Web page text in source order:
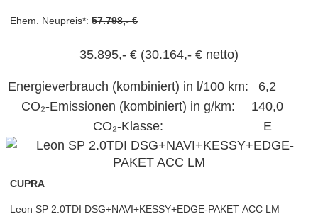
Ehem. Neupreis*: 57.798,- €
35.895,- € (30.164,- € netto)
Energieverbrauch (kombiniert) in l/100 km:
6,2
CO₂-Emissionen (kombiniert) in g/km:
140,0
CO₂-Klasse:
E
CUPRA
Leon SP 2.0TDI DSG+NAVI+KESSY+EDGE-PAKET ACC LM